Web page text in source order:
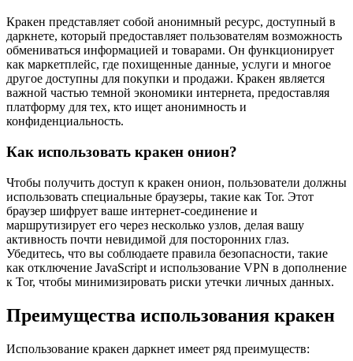
Кракен представляет собой анонимный ресурс, доступный в
даркнете, который предоставляет пользователям возможность
обмениваться информацией и товарами. Он функционирует
как маркетплейс, где похищенные данные, услуги и многое
другое доступны для покупки и продажи. Кракен является
важной частью темной экономики интернета, предоставляя
платформу для тех, кто ищет анонимность и
конфиденциальность.
Как использовать кракен онион?
Чтобы получить доступ к кракен онион, пользователи должны
использовать специальные браузеры, такие как Tor. Этот
браузер шифрует ваше интернет-соединение и
маршрутизирует его через несколько узлов, делая вашу
активность почти невидимой для посторонних глаз.
Убедитесь, что вы соблюдаете правила безопасности, такие
как отключение JavaScript и использование VPN в дополнение
к Tor, чтобы минимизировать риски утечки личных данных.
Преимущества использования кракен
Использование кракен даркнет имеет ряд преимуществ: